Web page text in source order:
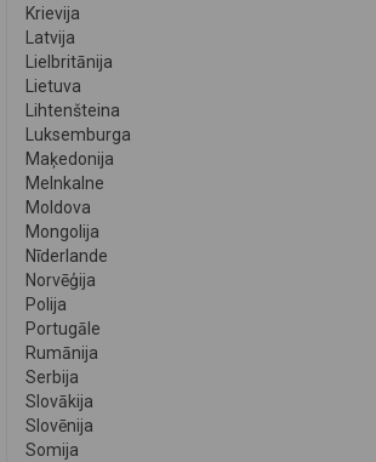
Krievija
Latvija
Lielbritānija
Lietuva
Lihtenšteina
Luksemburga
Maķedonija
Melnkalne
Moldova
Mongolija
Nīderlande
Norvēģija
Polija
Portugāle
Rumānija
Serbija
Slovākija
Slovēnija
Somija